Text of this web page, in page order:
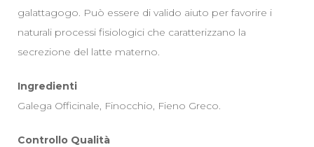
galattagogo. Può essere di valido aiuto per favorire i
naturali processi fisiologici che caratterizzano la
secrezione del latte materno.
Ingredienti
Galega Officinale, Finocchio, Fieno Greco.
Controllo Qualità